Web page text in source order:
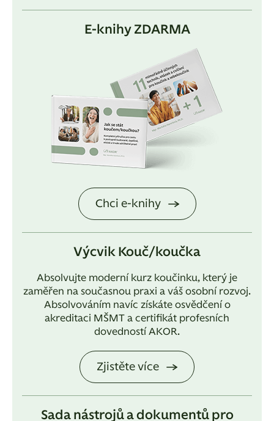
E-knihy ZDARMA
Chci e-knihy
Výcvik Kouč/koučka
Absolvujte moderní kurz koučinku, který je
zaměřen na současnou praxi a váš osobní rozvoj.
Absolvováním navíc získáte osvědčení o
akreditaci MŠMT a certifikát profesních
dovedností AKOR.
Zjistěte více
Sada nástrojů a dokumentů pro